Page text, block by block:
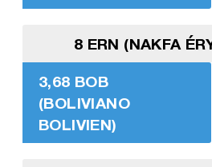
8 ERN (NAKFA
3,68 BOB
(BOLIVIANO
BOLIVIEN)